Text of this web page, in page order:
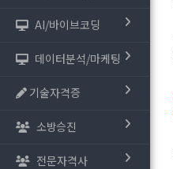
AI/바이브코딩
데이터분석/마케팅
기술자격증
소방승진
전문자격사